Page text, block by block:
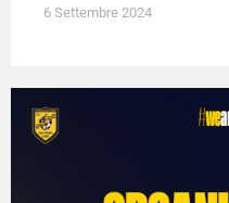
6 Settembre 2024